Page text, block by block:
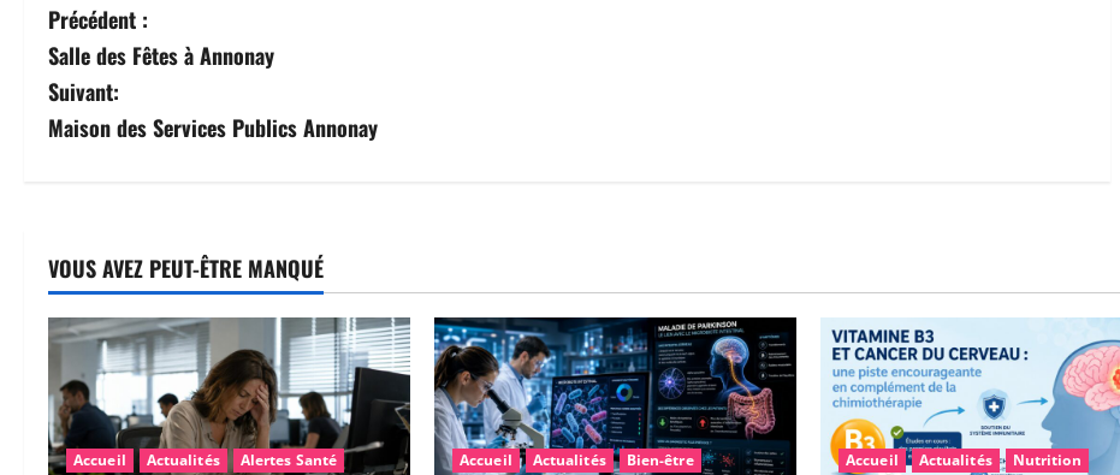
N
a
v
a
t
i
o
Précédent :
Salle des Fêtes à Annonay
Suivant:
Maison des Services Publics Annonay
VOUS AVEZ PEUT-ÊTRE MANQUÉ
Accueil Actualités
Alertes Santé
Accueil Actualités
Bien-être
Accueil Actualités
Nutrition